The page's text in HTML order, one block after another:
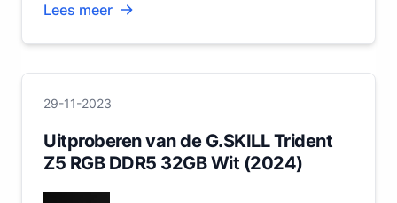
Lees meer
29-11-2023
Uitproberen van de G.SKILL Trident
Z5 RGB DDR5 32GB Wit (2024)